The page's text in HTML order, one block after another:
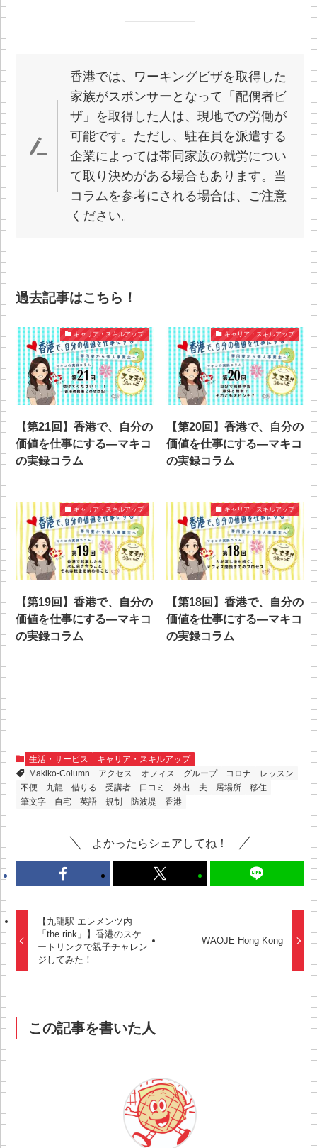
香港では、ワーキングビザを取得した
家族がスポンサーとなって「配偶者ビ
ザ」を取得した人は、現地での労働が
可能です。ただし、駐在員を派遣する
企業によっては帯同家族の就労につい
て取り決めがある場合もあります。当
コラムを参考にされる場合は、ご注意
ください。
過去記事はこちら！
キャリア・スキルアップ
【第21回】香港で、自分の
価値を仕事にする—マキコ
の実録コラム
キャリア・スキルアップ
【第20回】香港で、自分の
価値を仕事にする—マキコ
の実録コラム
キャリア・スキルアップ
【第19回】香港で、自分の
価値を仕事にする—マキコ
の実録コラム
キャリア・スキルアップ
【第18回】香港で、自分の
価値を仕事にする—マキコ
の実録コラム
生活・サービス
キャリア・スキルアップ
Makiko-Column
アクセス オフィス グループ コロナ
レッスン
不便
九龍 借りる 受講者 口コミ 外出 夫 居場所
移住
筆文字
自宅 英語 規制 防波堤 香港
よかったらシェアしてね！
【九龍駅 エレメンツ内
「the rink」】香港のスケ
ートリンクで親子チャレン
ジしてみた！
WAOJE Hong Kong
この記事を書いた人